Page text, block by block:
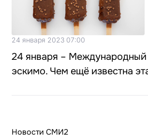
24 января 2023 07:00
24 января – Международный
эскимо. Чем ещё известна
Новости СМИ2